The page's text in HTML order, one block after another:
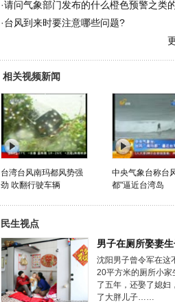
·请问气象部门发布的什么橙色预警之类
·台风到来时要注意哪些问题?
相关视频新闻
台湾台风南玛都风势强
劲 吹翻行驶车辆
中央气象台称台
都"逼近台湾岛
民生视点
男子在厕所娶妻
沈阳男子曾令军在这
20平方米的厕所小家
了五年，还娶了媳妇
了大胖儿子……